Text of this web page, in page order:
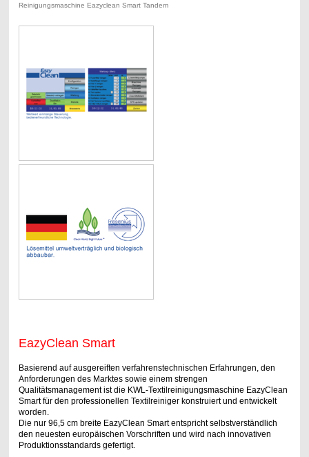
Reinigungsmaschine Eazyclean Smart Tandem
EazyClean Smart
Basierend auf ausgereiften verfahrenstechnischen Erfahrungen, den
Anforderungen des Marktes sowie einem strengen
Qualitätsmanagement ist die KWL-Textilreinigungsmaschine EazyClean
Smart für den professionellen Textilreiniger konstruiert und entwickelt
worden.
Die nur 96,5 cm breite EazyClean Smart entspricht selbstverständlich
den neuesten europäischen Vorschriften und wird nach innovativen
Produktionsstandards gefertigt.